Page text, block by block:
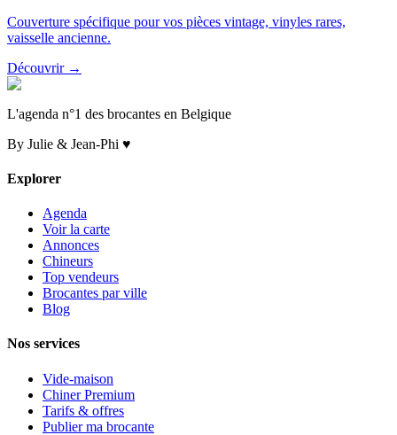
Couverture spécifique pour vos pièces vintage, vinyles rares,
vaisselle ancienne.
Découvrir →
L'agenda n°1 des brocantes en Belgique
By Julie & Jean-Phi ♥
Explorer
Agenda
Voir la carte
Annonces
Chineurs
Top vendeurs
Brocantes par ville
Blog
Nos services
Vide-maison
Chiner Premium
Tarifs & offres
Publier ma brocante